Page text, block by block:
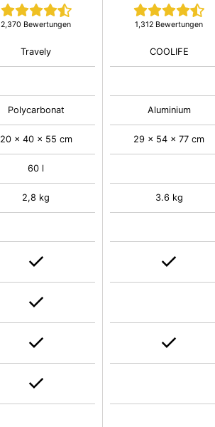
2,370 Bewertungen
Travely
Polycarbonat
20 x 40 x 55 cm
60 l
2,8 kg
1,312 Bewertungen
COOLIFE
Aluminium
29 x 54 x 77 cm
3.6 kg